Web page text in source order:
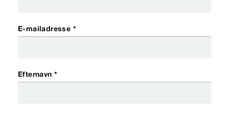
E-mailadresse *
Efternavn *